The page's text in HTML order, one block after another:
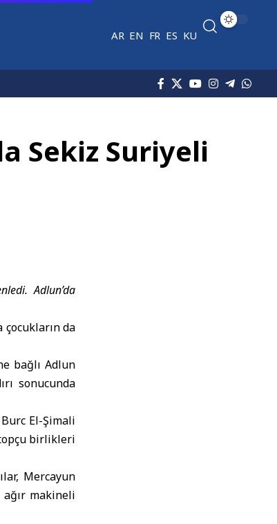
AR EN FR ES KU
Sekiz Suriyeli
Adlun’da
çocukların da
bağlı Adlun
sonucunda
El-Şimali
birlikleri
Mercayun
makineli